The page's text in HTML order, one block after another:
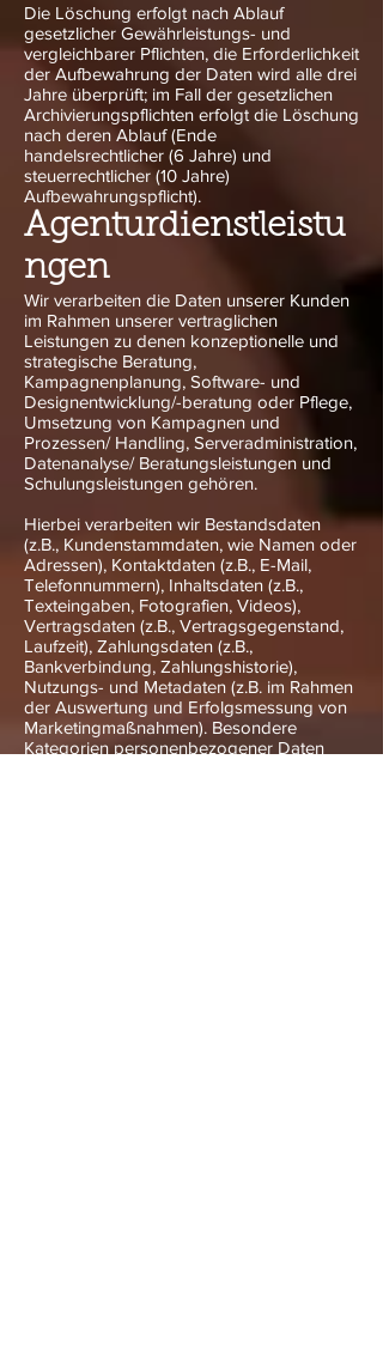
Die Löschung erfolgt nach Ablauf
gesetzlicher Gewährleistungs- und
vergleichbarer Pflichten, die Erforderlichkeit
der Aufbewahrung der Daten wird alle drei
Jahre überprüft; im Fall der gesetzlichen
Archivierungspflichten erfolgt die Löschung
nach deren Ablauf (Ende
handelsrechtlicher (6 Jahre) und
steuerrechtlicher (10 Jahre)
Aufbewahrungspflicht).
Agenturdienstleistu
ngen
Wir verarbeiten die Daten unserer Kunden
im Rahmen unserer vertraglichen
Leistungen zu denen konzeptionelle und
strategische Beratung,
Kampagnenplanung, Software- und
Designentwicklung/-beratung oder Pflege,
Umsetzung von Kampagnen und
Prozessen/ Handling, Serveradministration,
Datenanalyse/ Beratungsleistungen und
Schulungsleistungen gehören.
Hierbei verarbeiten wir Bestandsdaten
(z.B., Kundenstammdaten, wie Namen oder
Adressen), Kontaktdaten (z.B., E-Mail,
Telefonnummern), Inhaltsdaten (z.B.,
Texteingaben, Fotografien, Videos),
Vertragsdaten (z.B., Vertragsgegenstand,
Laufzeit), Zahlungsdaten (z.B.,
Bankverbindung, Zahlungshistorie),
Nutzungs- und Metadaten (z.B. im Rahmen
der Auswertung und Erfolgsmessung von
Marketingmaßnahmen). Besondere
Kategorien personenbezogener Daten